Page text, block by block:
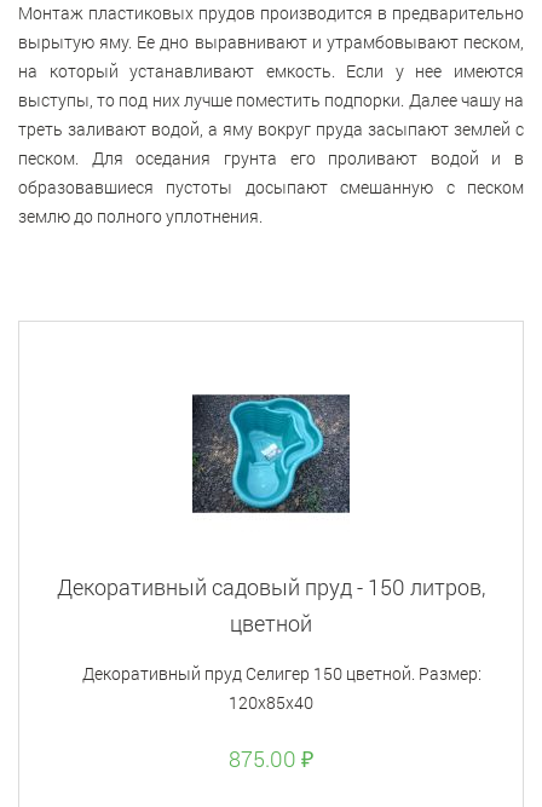
Монтаж пластиковых прудов производится в предварительно
вырытую яму. Ее дно выравнивают и утрамбовывают песком,
на который устанавливают емкость. Если у нее имеются
выступы, то под них лучше поместить подпорки. Далее чашу на
треть заливают водой, а яму вокруг пруда засыпают землей с
песком. Для оседания грунта его проливают водой и в
образовавшиеся пустоты досыпают смешанную с песком
землю до полного уплотнения.
Декоративный садовый пруд - 150 литров,
цветной
Декоративный пруд Селигер 150 цветной. Размер:
120х85х40
875.00 ₽